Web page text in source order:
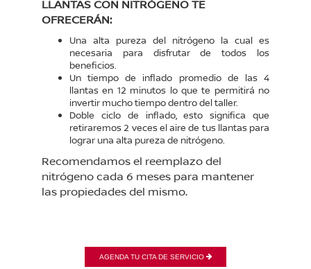
LLANTAS CON NITRÓGENO TE
OFRECERÁN:
Una alta pureza del nitrógeno la cual es
necesaria para disfrutar de todos los
beneficios.
Un tiempo de inflado promedio de las 4
llantas en 12 minutos lo que te permitirá no
invertir mucho tiempo dentro del taller.
Doble ciclo de inflado, esto significa que
retiraremos 2 veces el aire de tus llantas para
lograr una alta pureza de nitrógeno.
Recomendamos el reemplazo del
nitrógeno cada 6 meses para mantener
las propiedades del mismo.
AGENDA TU CITA DE SERVICIO